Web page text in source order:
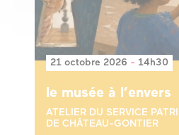
21 octobre 2026 - 14h30
le musée à l’envers
ATELIER DU SERVICE
DE CHÂTEAU-GONTIER